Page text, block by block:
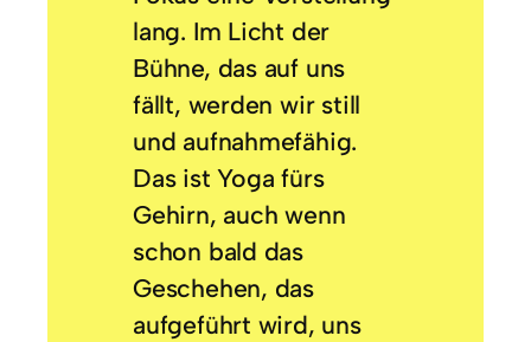
lang. Im Licht der
Bühne, das auf uns
fällt, werden wir still
und aufnahmefähig.
Das ist Yoga fürs
Gehirn, auch wenn
schon bald das
Geschehen, das
aufgeführt wird, uns